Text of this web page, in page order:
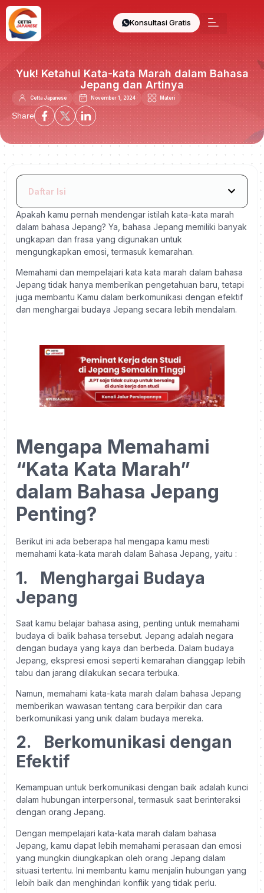
Konsultasi Gratis
Yuk! Ketahui Kata-kata Marah dalam Bahasa
Jepang dan Artinya
Cetta Japanese November 1, 2024 Materi
Share
Daftar Isi
Apakah kamu pernah mendengar istilah kata-kata marah
dalam bahasa Jepang? Ya, bahasa Jepang memiliki banyak
ungkapan dan frasa yang digunakan untuk
mengungkapkan emosi, termasuk kemarahan.
Memahami dan mempelajari kata kata marah dalam bahasa
Jepang tidak hanya memberikan pengetahuan baru, tetapi
juga membantu Kamu dalam berkomunikasi dengan efektif
dan menghargai budaya Jepang secara lebih mendalam.
Mengapa Memahami
“Kata Kata Marah”
dalam Bahasa Jepang
Penting?
Berikut ini ada beberapa hal mengapa kamu mesti
memahami kata-kata marah dalam Bahasa Jepang, yaitu :
1.
Menghargai Budaya
Jepang
Saat kamu belajar bahasa asing, penting untuk memahami
budaya di balik bahasa tersebut. Jepang adalah negara
dengan budaya yang kaya dan berbeda. Dalam budaya
Jepang, ekspresi emosi seperti kemarahan dianggap lebih
tabu dan jarang dilakukan secara terbuka.
Namun, memahami kata-kata marah dalam bahasa Jepang
memberikan wawasan tentang cara berpikir dan cara
berkomunikasi yang unik dalam budaya mereka.
2.
Berkomunikasi dengan
Efektif
Kemampuan untuk berkomunikasi dengan baik adalah kunci
dalam hubungan interpersonal, termasuk saat berinteraksi
dengan orang Jepang.
Dengan mempelajari kata-kata marah dalam bahasa
Jepang, kamu dapat lebih memahami perasaan dan emosi
yang mungkin diungkapkan oleh orang Jepang dalam
situasi tertentu. Ini membantu kamu menjalin hubungan yang
lebih baik dan menghindari konflik yang tidak perlu.